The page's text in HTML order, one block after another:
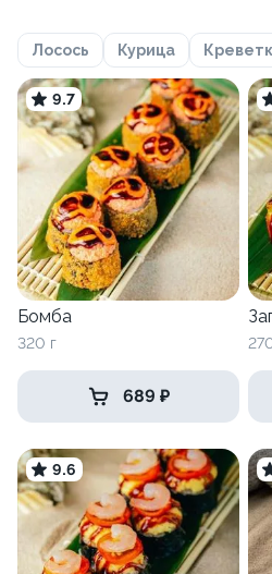
Лосось Курица
9.7
Бомба
320 г
689 ₽
9.6